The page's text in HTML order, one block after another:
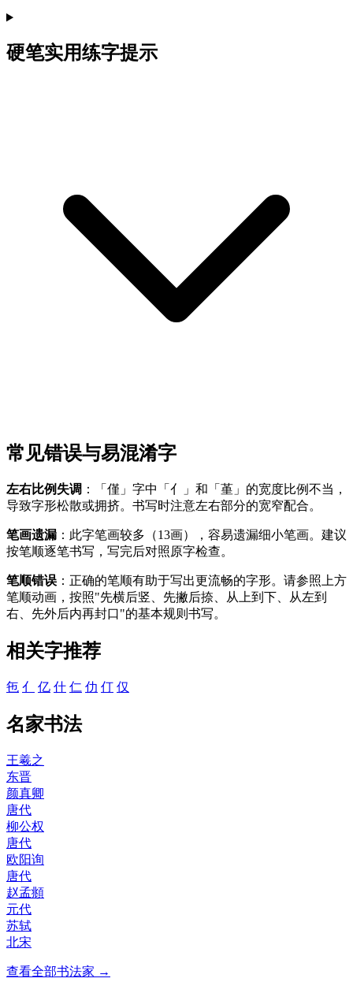
硬笔实用练字提示
常见错误与易混淆字
左右比例失调 ：「僅」字中「亻」和「堇」的宽度比例不当，
导致字形松散或拥挤。书写时注意左右部分的宽窄配合。
笔画遗漏 ：此字笔画较多（13画），容易遗漏细小笔画。建议
按笔顺逐笔书写，写完后对照原字检查。
笔顺错误 ：正确的笔顺有助于写出更流畅的字形。请参照上方
笔顺动画，按照"先横后竖、先撇后捺、从上到下、从左到
右、先外后内再封口"的基本规则书写。
相关字推荐
㐌 亻 亿 什 仁 仂 仃 仅
名家书法
王羲之
东晋
颜真卿
唐代
柳公权
唐代
欧阳询
唐代
赵孟頫
元代
苏轼
北宋
查看全部书法家 →